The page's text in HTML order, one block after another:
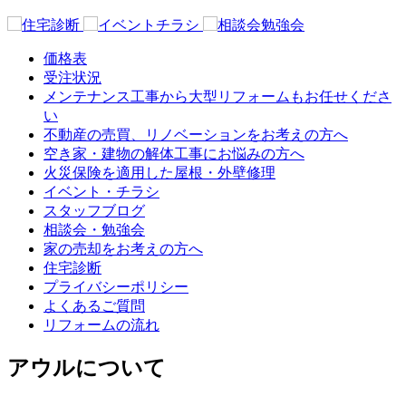
価格表
受注状況
メンテナンス工事から大型リフォームもお任せくださ
い
不動産の売買、リノベーションをお考えの方へ
空き家・建物の解体工事にお悩みの方へ
火災保険を適用した屋根・外壁修理
イベント・チラシ
スタッフブログ
相談会・勉強会
家の売却をお考えの方へ
住宅診断
プライバシーポリシー
よくあるご質問
リフォームの流れ
アウルについて